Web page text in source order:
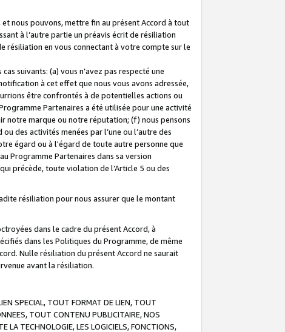
nous pouvons, mettre fin au présent Accord à tout
à l’autre partie un préavis écrit de résiliation
résiliation en vous connectant à votre compte sur le
suivants: (a) vous n’avez pas respecté une
à cet effet que nous vous avons adressée,
être confrontés à de potentielles actions ou
Partenaires a été utilisée pour une activité
notre marque ou notre réputation; (f) nous pensons
des activités menées par l’une ou l’autre des
égard ou à l'égard de toute autre personne que
Programme Partenaires dans sa version
précède, toute violation de l’Article 5 ou des
résiliation pour nous assurer que le montant
dans le cadre du présent Accord, à
dans les Politiques du Programme, de même
Nulle résiliation du présent Accord ne saurait
avant la résiliation.
SPECIAL, TOUT FORMAT DE LIEN, TOUT
TOUT CONTENU PUBLICITAIRE, NOS
LA TECHNOLOGIE, LES LOGICIELS, FONCTIONS,